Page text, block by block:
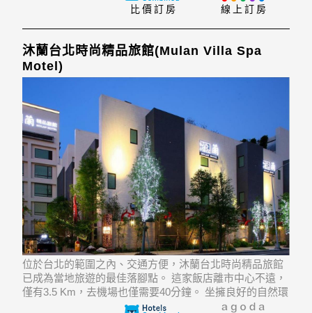
線上訂房
比價訂房
沐蘭台北時尚精品旅館(Mulan Villa Spa
Motel)
位於台北的範圍之內、交通方便，沐蘭台北時尚精品旅館
已成為當地旅遊的最佳落腳點。 這家飯店離市中心不遠，
僅有3.5 Km，去機場也僅需要40分鐘。 坐擁良好的自然環
境，比鄰美麗華摩天輪, 美麗華百樂園, 美麗華購物中心等